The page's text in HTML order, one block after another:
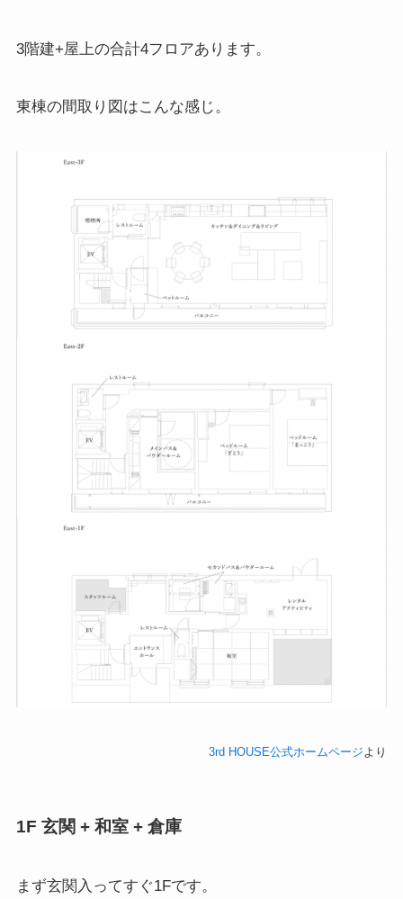
3階建+屋上の合計4フロアあります。
東棟の間取り図はこんな感じ。
3rd HOUSE公式ホームページより
1F 玄関 + 和室 + 倉庫
まず玄関入ってすぐ1Fです。